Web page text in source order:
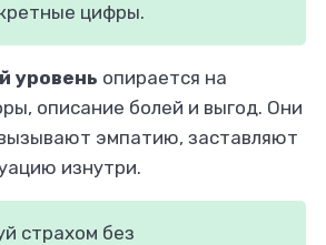
цифры.
уровень опирается на
описание болей и выгод. Они
эмпатию, заставляют
изнутри.
страхом без